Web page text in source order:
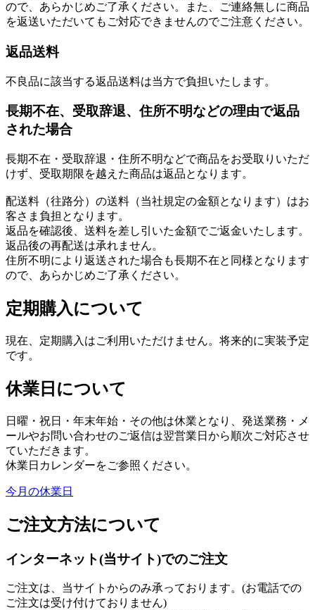
ので、あらかじめご了承ください。また、ご連絡無しに商品
を返送いただいてもご対応できませんのでご注意ください。
返品送料
不良品に該当する返品送料は当方で負担いたします。
長期不在、受取辞退、住所不明などの理由で返品
された場合
長期不在・受取辞退・住所不明などで商品をお受取りいただ
けず、受取期限を越えた商品は返品となります。
配送料（往路分）の送料（当社規定の金額となります）はお
客さま負担となります。
返品を確認後、送料を差し引いた金額でご返金いたします。
返品後の再配送は承れません。
住所不明により返送された場合も長期不在と同様となります
ので、あらかじめご了承ください。
定期購入について
現在、定期購入はご利用いただけません。将来的に実装予定
です。
休業日について
日曜・祝日・年末年始・その他は休業となり、発送業務・メ
ールやお問い合わせのご返信は翌営業日から順次ご対応させ
ていただきます。
休業日カレンダーをご参照ください。
今月の休業日
ご注文方法について
インターネット(当サイト)でのご注文
ご注文は、当サイトからのみ承っております。(お電話での
ご注文は受け付けておりません)